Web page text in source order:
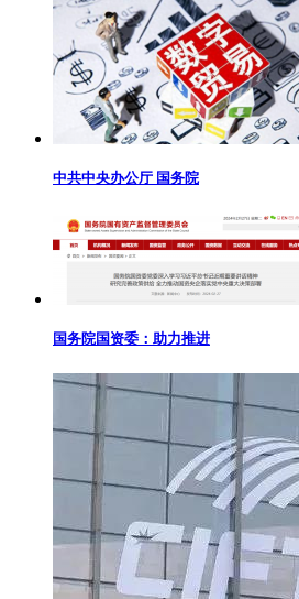
中共中央办公厅 国务院
国务院国资委：助力推进